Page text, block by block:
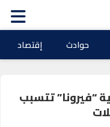
حوادث إقتصاد
“فيرونا” تتسبب